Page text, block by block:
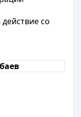
со